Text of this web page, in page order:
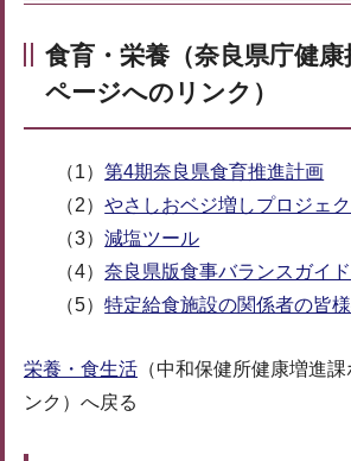
食育・栄養（奈良県庁健
ページへのリンク）
（1）第4期奈良県食育推進計画
（2）やさしおベジ増しプロジェク
（3）減塩ツール
（4）奈良県版食事バランスガイド
（5）特定給食施設の関係者の皆
栄養・食生活 （中和保健所健康増進
ンク）へ戻る